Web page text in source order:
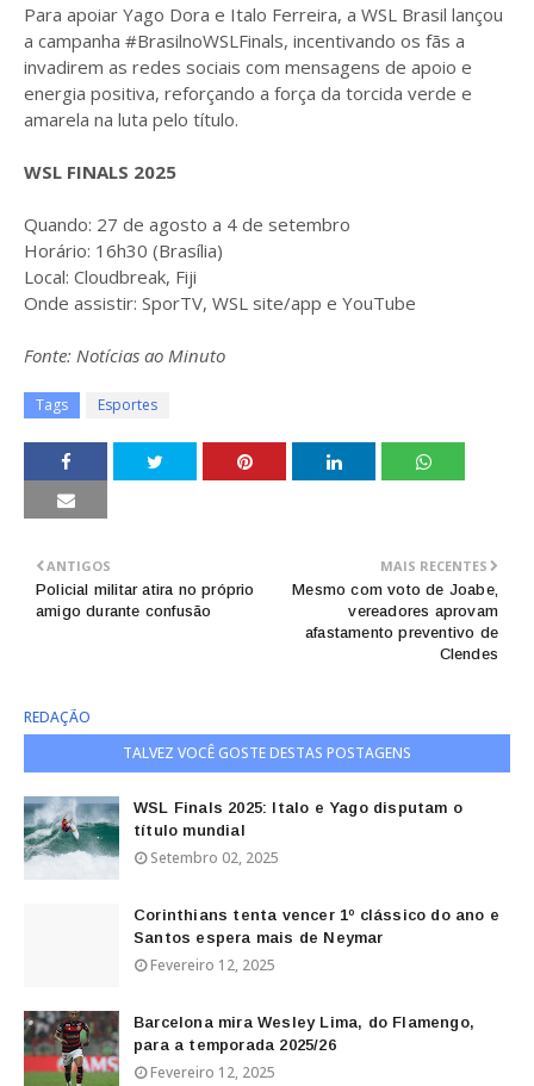
Para apoiar Yago Dora e Italo Ferreira, a WSL Brasil lançou
a campanha #BrasilnoWSLFinals, incentivando os fãs a
invadirem as redes sociais com mensagens de apoio e
energia positiva, reforçando a força da torcida verde e
amarela na luta pelo título.
WSL FINALS 2025
Quando: 27 de agosto a 4 de setembro
Horário: 16h30 (Brasília)
Local: Cloudbreak, Fiji
Onde assistir: SporTV, WSL site/app e YouTube
Fonte: Notícias ao Minuto
Tags Esportes
MAIS RECENTES
Mesmo com voto de Joabe,
vereadores aprovam
afastamento preventivo de
Clendes
ANTIGOS
Policial militar atira no próprio
amigo durante confusão
REDAÇÃO
TALVEZ VOCÊ GOSTE DESTAS POSTAGENS
WSL Finals 2025: Italo e Yago disputam o
título mundial
Setembro 02, 2025
Corinthians tenta vencer 1º clássico do ano e
Santos espera mais de Neymar
Fevereiro 12, 2025
Barcelona mira Wesley Lima, do Flamengo,
para a temporada 2025/26
Fevereiro 12, 2025